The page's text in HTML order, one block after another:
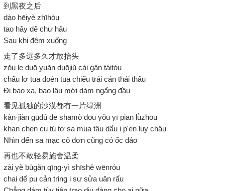
到黑夜之后
dào hēiyè zhīhòu
tao hây dê chư hâu
Sau khi đêm xuống
走了多远多久才敢抬头
zǒu le duō yuǎn duōjiǔ cái gǎn táitóu
chẩu lơ tua doẻn tua chiểu trái cản thái thấu
Đi bao xa, bao lâu mới dám ngẩng đầu
看见孤独的沙漠都有一片绿洲
kàn·jiàn gūdú de shāmò dōu yǒu yī piān lǜzhōu
khan chen cu tú tơ sa mua tâu dẩu i p'en luy châu
Nhìn đến sa mạc cô đơn cũng có ốc đảo
再也不敢轻易施舍温柔
zài yě bùgǎn qīng·yì shīshě wēnróu
chai dể pu cản tring i sư sửa uân rấu